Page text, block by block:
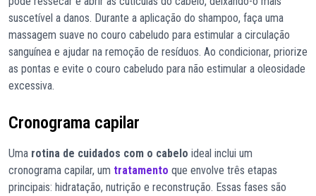
suscetível a danos. Durante a aplicação do shampoo, faça uma
massagem suave no couro cabeludo para estimular a circulação
sanguínea e ajudar na remoção de resíduos. Ao condicionar, priorize
as pontas e evite o couro cabeludo para não estimular a oleosidade
excessiva.
Cronograma capilar
Uma rotina de cuidados com o cabelo ideal inclui um
cronograma capilar, um tratamento que envolve três etapas
principais: hidratação, nutrição e reconstrução. Essas fases são